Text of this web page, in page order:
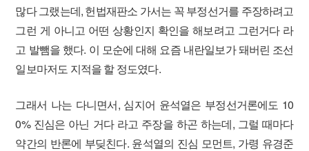
많다 그랬는데, 헌법재판소 가서는 꼭 부정선거를 주장하려고
그런 게 아니고 어떤 상황인지 확인을 해보려고 그런거다 라
고 발뺌을 했다. 이 모순에 대해 요즘 내란일보가 돼버린 조선
일보마저도 지적을 할 정도였다.
그래서 나는 다니면서, 심지어 윤석열은 부정선거론에도 10
0% 진심은 아닌 거다 라고 주장을 하곤 하는데, 그럴 때마다
약간의 반론에 부딪친다. 윤석열의 진심 모먼트, 가령 유경준